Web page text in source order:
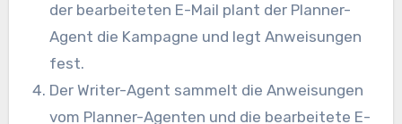
der bearbeiteten E-Mail plant der Planner-
Agent die Kampagne und legt Anweisungen
fest.
Der Writer-Agent sammelt die Anweisungen
vom Planner-Agenten und die bearbeitete E-